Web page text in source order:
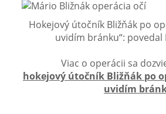
Hokejový útočník Bližňák po
uvidím bránku“: povedal
Viac o operácii sa
hokejový útočník Bližňák po
uvidím